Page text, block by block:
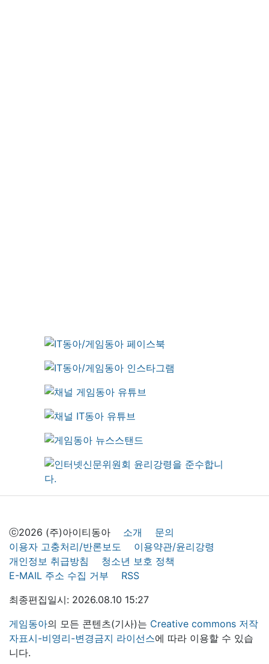
ⓒ2026 (주)아이티동아 소개
문의
이용자 고충처리/반론보도
이용약관/윤리강령
개인정보 취급방침
청소년 보호 정책
E-MAIL 주소 수집 거부
RSS
최종편집일시: 2026.08.10 15:27
게임동아의 모든 콘텐츠(기사)는 Creative commons 저작
자표시-비영리-변경금지 라이선스에 따라 이용할 수 있습
니다.